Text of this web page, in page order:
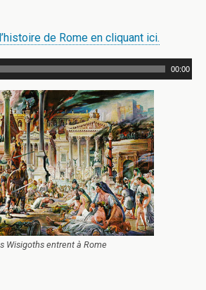
de Rome en cliquant ici.
00:00
Wisigoths entrent à Rome